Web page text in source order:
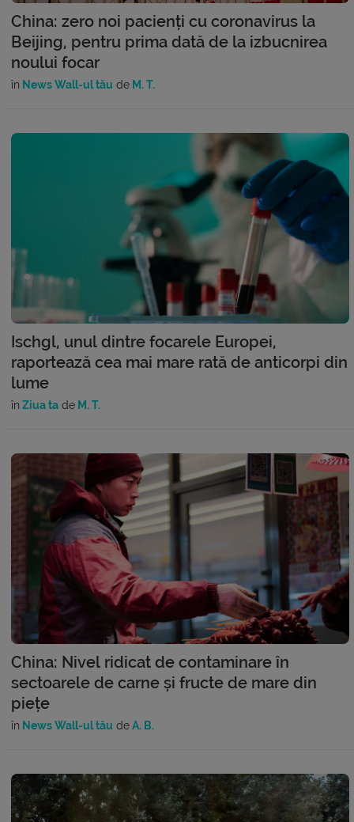
China: zero noi pacienți cu coronavirus la
Beijing, pentru prima dată de la izbucnirea
noului focar
în News Wall-ul tău de M. T.
Ischgl, unul dintre focarele Europei,
raportează cea mai mare rată de anticorpi din
lume
în Ziua ta de M. T.
China: Nivel ridicat de contaminare în
sectoarele de carne și fructe de mare din
piețe
în News Wall-ul tău deA. B.